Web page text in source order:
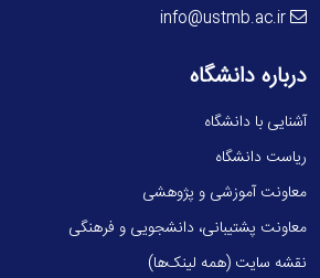
info@ustmb.ac.ir
درباره دانشگاه
آشنایی با دانشگاه
ریاست دانشگاه
معاونت آموزشی و پژوهشی
معاونت پشتیبانی، دانشجویی و فرهنگی
نقشه سایت (همه لینک‌ها)